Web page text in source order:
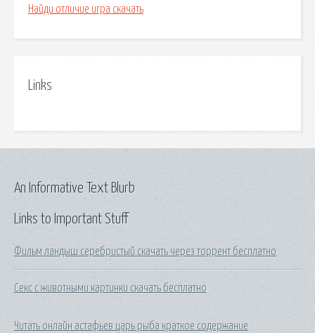
Найди отличие игра скачать
Links
Links to Important Stuff
Фильм ландыш серебристый скачать через торрент бесплатно
Секс с животными картинки скачать бесплатно
Читать онлайн астафьев царь рыба краткое содержание
An Informative Text Blurb